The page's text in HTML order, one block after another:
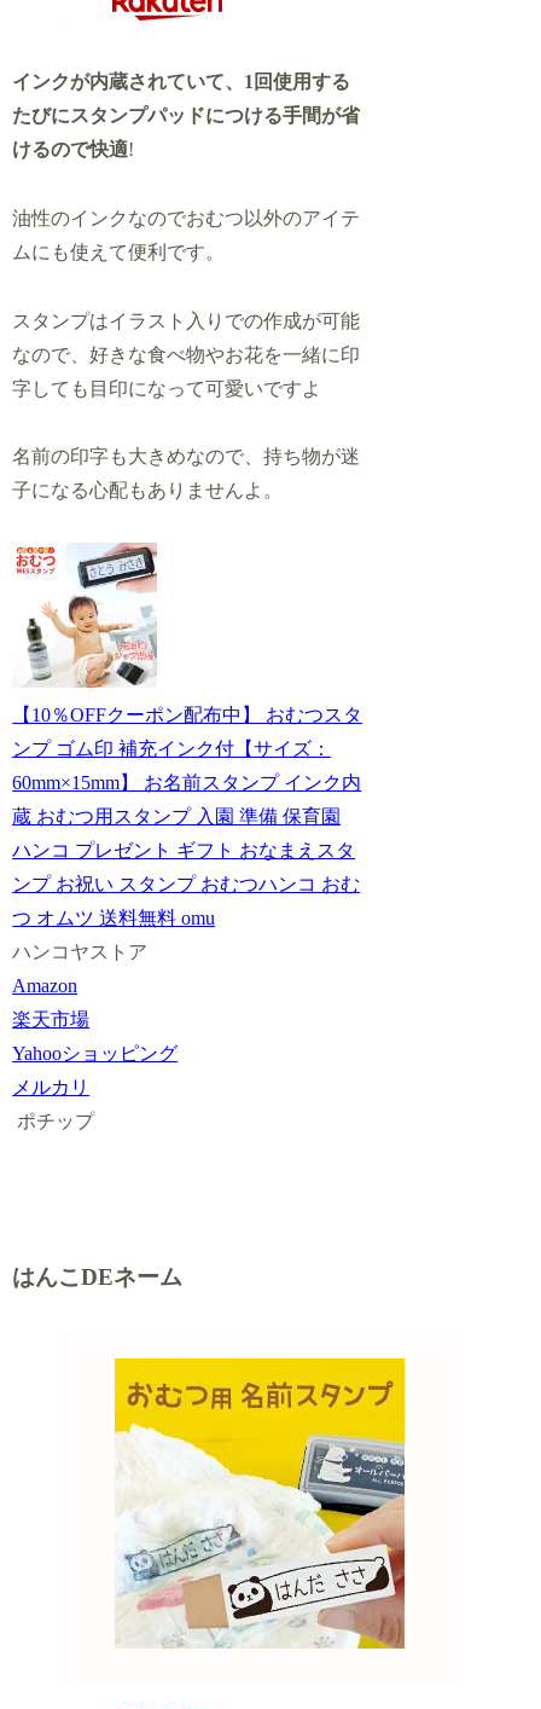
インクが内蔵されていて、1回使用する
たびにスタンプパッドにつける手間が省
けるので快適!
油性のインクなのでおむつ以外のアイテ
ムにも使えて便利です。
スタンプはイラスト入りでの作成が可能
なので、好きな食べ物やお花を一緒に印
字しても目印になって可愛いですよ
名前の印字も大きめなので、持ち物が迷
子になる心配もありませんよ。
【10％OFFクーポン配布中】 おむつスタ
ンプ ゴム印 補充インク付【サイズ：
60mm×15mm】 お名前スタンプ インク内
蔵 おむつ用スタンプ 入園 準備 保育園
ハンコ プレゼント ギフト おなまえスタ
ンプ お祝い スタンプ おむつハンコ おむ
つ オムツ 送料無料 omu
ハンコヤストア
Amazon
楽天市場
Yahooショッピング
メルカリ
ポチップ
はんこDEネーム